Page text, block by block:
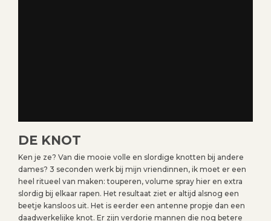
DE KNOT
Ken je ze? Van die mooie volle en slordige knotten bij andere
dames? 3 seconden werk bij mijn vriendinnen, ik moet er een
heel ritueel van maken: touperen, volume spray hier en extra
slordig bij elkaar rapen. Het resultaat ziet er altijd alsnog een
beetje kansloos uit. Het is eerder een antenne propje dan een
daadwerkelijke knot. Er zijn verdorie mannen die nog betere